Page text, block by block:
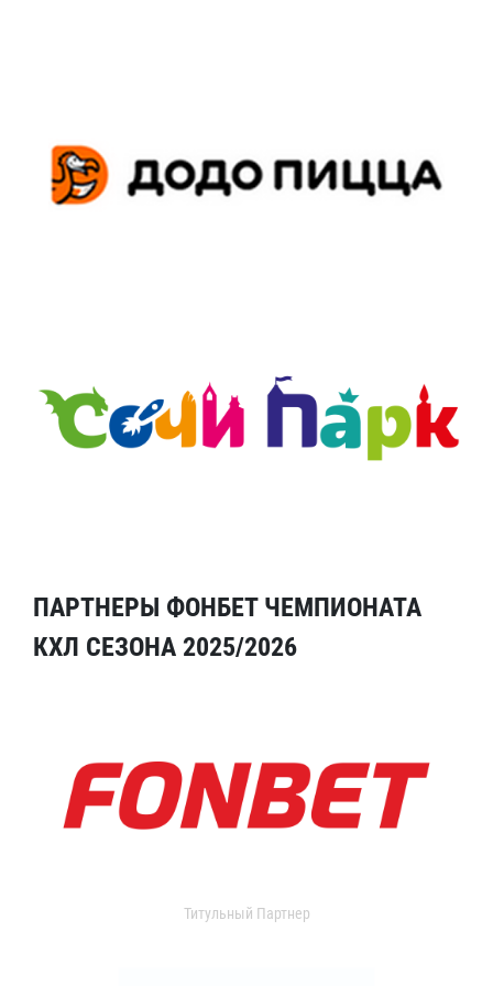
ПАРТНЕРЫ ФОНБЕТ ЧЕМПИОНАТА
КХЛ СЕЗОНА 2025/2026
Титульный Партнер